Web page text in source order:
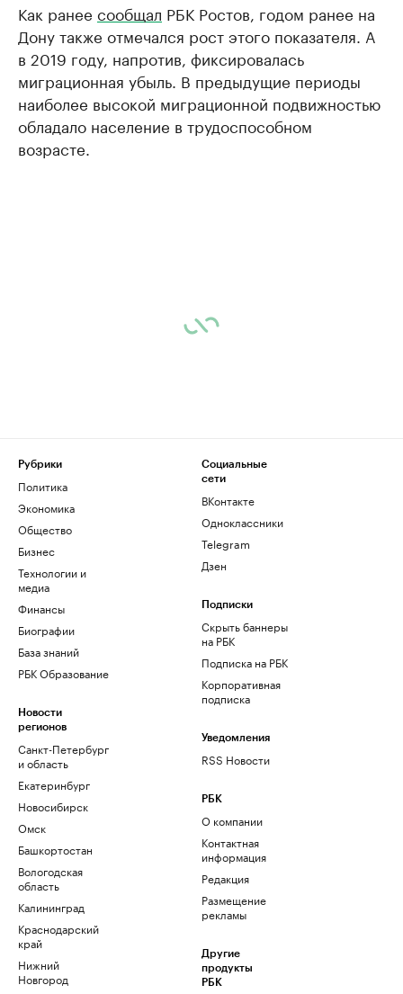
Как ранее сообщал РБК Ростов, годом ранее на
Дону также отмечался рост этого показателя. А
в 2019 году, напротив, фиксировалась
миграционная убыль. В предыдущие периоды
наиболее высокой миграционной подвижностью
обладало население в трудоспособном
возрасте.
Рубрики
Политика
Экономика
Общество
Бизнес
Технологии и
медиа
Финансы
Биографии
База знаний
РБК Образование
Новости
регионов
Санкт-Петербург
и область
Екатеринбург
Новосибирск
Омск
Башкортостан
Вологодская
область
Калининград
Краснодарский
край
Нижний
Новгород
Социальные
сети
ВКонтакте
Одноклассники
Telegram
Дзен
Подписки
Скрыть баннеры
на РБК
Подписка на РБК
Корпоративная
подписка
Уведомления
RSS Новости
РБК
О компании
Контактная
информация
Редакция
Размещение
рекламы
Другие
продукты
РБК